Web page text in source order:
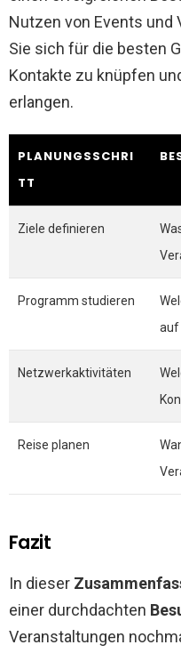
Nutzen von Events und
Sie sich für die besten
Kontakte zu knüpfen
erlangen.
PLANUNGSSCHRI
TT
Ziele definieren
Programm studieren
auf
Netzwerkaktivitäten
Reise planen
Fazit
In dieser
einer durchdachten
Veranstaltungen